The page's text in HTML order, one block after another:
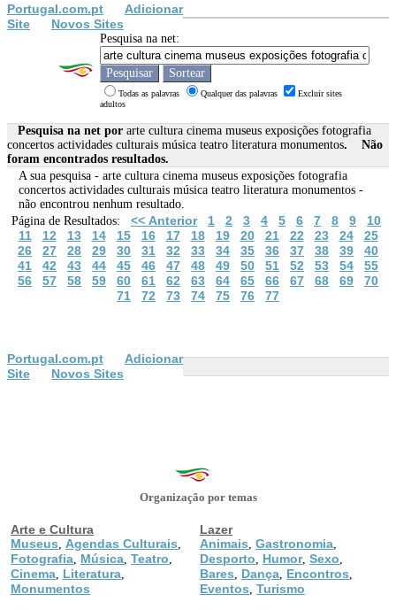
Portugal.com.pt
Adicionar
Site
Novos Sites
Pesquisa na net:
Todas as palavras Qualquer das palavras
Excluir sites
adultos
Pesquisa na net por arte cultura cinema museus exposições fotografia
concertos actividades culturais música teatro literatura monumentos. Não
foram encontrados resultados.
A sua pesquisa - arte cultura cinema museus exposições fotografia
concertos actividades culturais música teatro literatura monumentos -
não encontrou nenhum resultado.
Página de Resultados: << Anterior 1 2 3 4 5 6 7 8 9
10
11
12 13 14 15 16 17 18 19 20 21 22 23 24
25
26
27 28 29 30 31 32 33 34 35 36 37 38 39
40
41
42 43 44 45 46 47 48 49 50 51 52 53 54
55
56
57 58 59 60 61 62 63 64 65 66 67 68 69
70
71
72 73 74 75 76 77
Portugal.com.pt
Adicionar
Site
Novos Sites
Organização por temas
Arte e Cultura
Museus
Agendas Culturais
Fotografia Música Teatro
Cinema Literatura
Monumentos
Lazer
Animais Gastronomia
Desporto Humor, Sexo
Bares Dança Encontros
Eventos Turismo